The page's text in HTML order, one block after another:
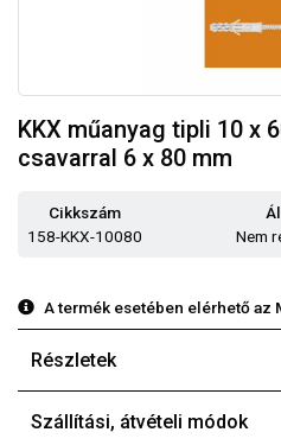
KKX műanyag tipli 10 x
csavarral 6 x 80 mm
Cikkszám
158-KKX-10080
Nem
A termék esetében elérhető az
Részletek
Szállítási, átvételi módok